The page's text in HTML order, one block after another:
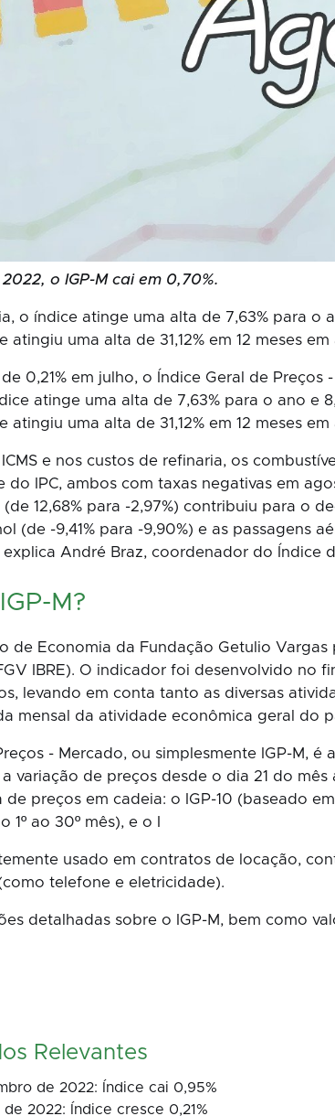
o IGP-M cai em 0,70%.
o índice atinge uma alta de 7,63% para o
atingiu uma alta de 31,12% em 12 meses
0,21% em julho, o Índice Geral de
atinge uma alta de 7,63% para o ano e
atingiu uma alta de 31,12% em 12 meses
e nos custos de refinaria, os
do IPC, ambos com taxas negativas em
(de 12,68% para -2,97%) contribuiu para o
(de -9,41% para -9,90%) e as passagens
explica André Braz, coordenador do Índice
M?
de Economia da Fundação Getulio
IBRE). O indicador foi desenvolvido no
levando em conta tanto as diversas
mensal da atividade econômica geral do
- Mercado, ou simplesmente IGP-M,
variação de preços desde o dia 21 do
preços em cadeia: o IGP-10 (baseado
1º ao 30º mês), e o I
usado em contratos de locação,
telefone e eletricidade).
detalhadas sobre o IGP-M, bem como
Relevantes
de 2022: Índice cai 0,95%
de 2022: Índice cresce 0,21%